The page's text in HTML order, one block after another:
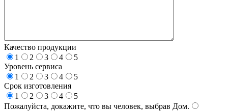
Качество продукции
1
2 3 4
5
Уровень сервиса
1
2 3 4
5
Срок изготовления
1
2 3 4
5
Пожалуйста, докажите, что вы человек, выбрав Дом.